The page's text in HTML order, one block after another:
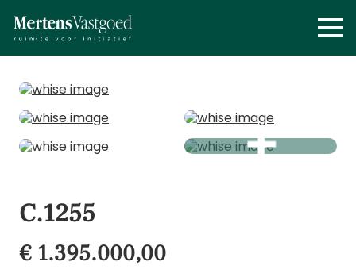
C.1255
€ 1.395.000,00